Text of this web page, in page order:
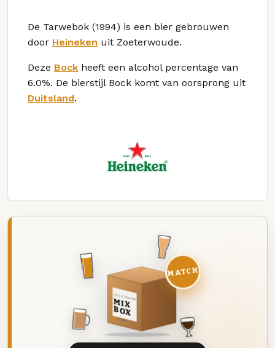
De Tarwebok (1994) is een bier gebrouwen
door Heineken uit Zoeterwoude.
Deze Bock heeft een alcohol percentage van
6.0%. De bierstijl Bock komt van oorsprong uit
Duitsland.
DEZE MAAND
MIX
BOX
8 BIEREN
MATCH